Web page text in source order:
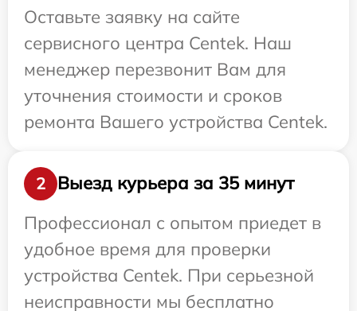
Оставьте заявку на сайте
сервисного центра Centek. Наш
менеджер перезвонит Вам для
уточнения стоимости и сроков
ремонта Вашего устройства Centek.
2
Выезд курьера за 35 минут
Профессионал с опытом приедет в
удобное время для проверки
устройства Centek. При серьезной
неисправности мы бесплатно